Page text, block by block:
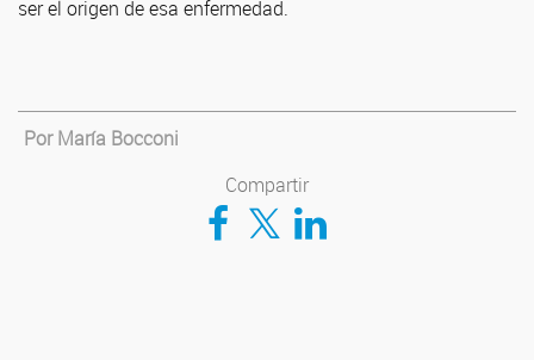
ser el origen de esa enfermedad.
Por María Bocconi
Compartir
Compartir en Facebook
Compartir en TwitterCompartir en LinkedIn